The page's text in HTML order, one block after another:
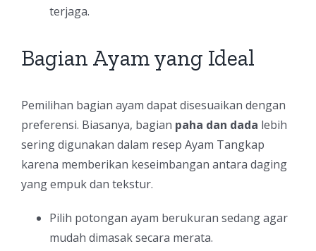
terjaga.
Bagian Ayam yang Ideal
Pemilihan bagian ayam dapat disesuaikan dengan
preferensi. Biasanya, bagian paha dan dada lebih
sering digunakan dalam resep Ayam Tangkap
karena memberikan keseimbangan antara daging
yang empuk dan tekstur.
Pilih potongan ayam berukuran sedang agar
mudah dimasak secara merata.